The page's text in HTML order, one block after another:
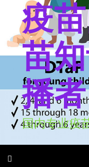
疫
苗
播
国内专业疫